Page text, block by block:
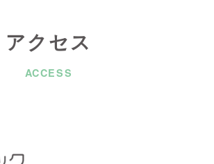
アクセス
ACCESS